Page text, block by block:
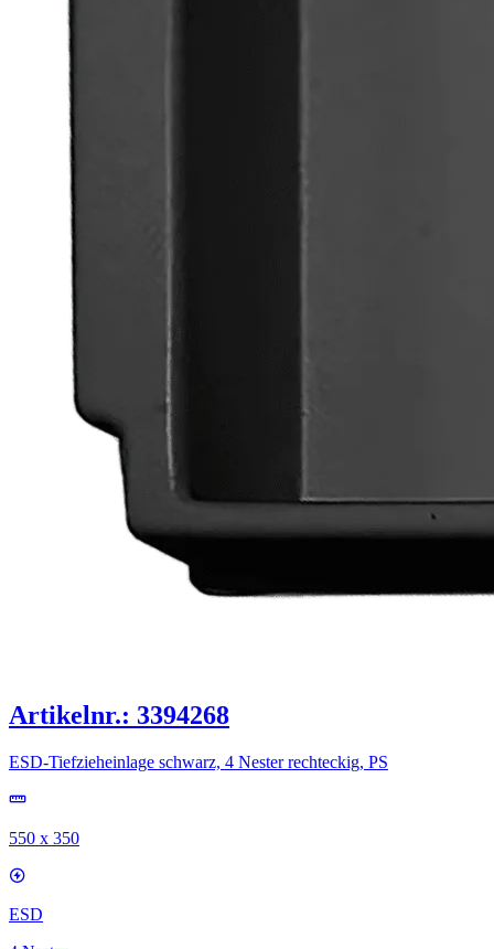
Artikelnr.: 3394268
ESD-Tiefzieheinlage schwarz, 4 Nester rechteckig, PS
550 x 350
ESD